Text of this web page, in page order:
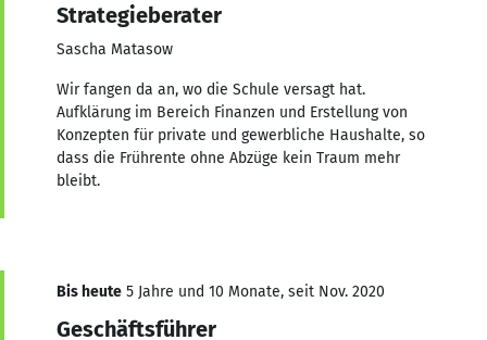
Strategieberater
Sascha Matasow
Wir fangen da an, wo die Schule versagt hat.
Aufklärung im Bereich Finanzen und Erstellung von
Konzepten für private und gewerbliche Haushalte, so
dass die Frührente ohne Abzüge kein Traum mehr
bleibt.
Bis heute 5 Jahre und 10 Monate, seit Nov. 2020
Geschäftsführer